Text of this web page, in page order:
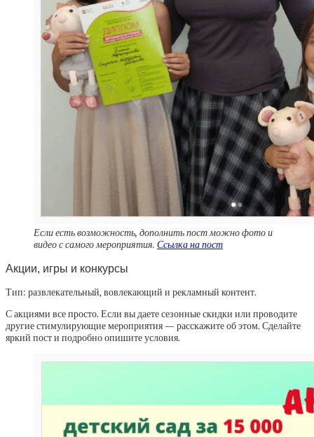
Если есть возможность, дополнить пост можно фото и
видео с самого мероприятия. Ссылка на пост
Акции, игры и конкурсы
Тип: развлекательный, вовлекающий и рекламный контент.
С акциями все просто. Если вы даете сезонные скидки или проводите
другие стимулирующие мероприятия — расскажите об этом. Сделайте
яркий пост и подробно опишите условия.